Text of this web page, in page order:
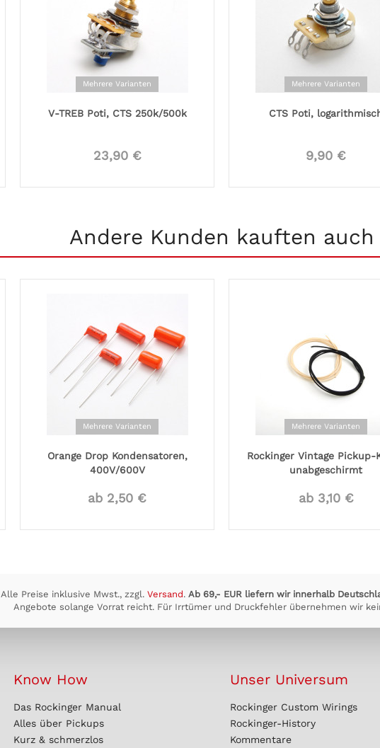
Mehrere Varianten
V-TREB Poti, CTS 250k/500k
23,90 €
Mehrere Varianten
CTS Poti,
9,90 €
Andere Kunden kauften auch
Mehrere Varianten
Orange Drop Kondensatoren,
400V/600V
ab 2,50 €
Mehrere Varianten
Rockinger Vintage Pickup-
unabgeschirmt
ab 3,10 €
Alle Preise inklusive Mwst., zzgl. Versand. Ab 69,- EUR liefern wir innerhalb
Angebote solange Vorrat reicht. Für Irrtümer und Druckfehler übernehmen wir
Know How
Das Rockinger Manual
Alles über Pickups
Kurz & schmerzlos
Unser Universum
Rockinger Custom Wirings
Rockinger-History
Kommentare